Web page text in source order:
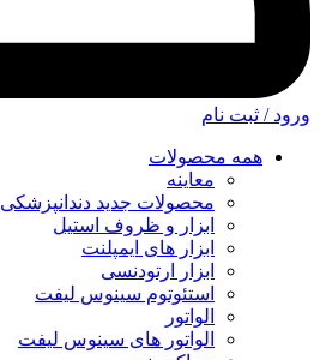
ورود / ثبت نام
همه محصولات
معاینه
محصولات جدید دندانپزشکی
ابزار و ظروف استیل
ابزار های ایمپلنت
ابزار ارتودنسی
استئوتوم سینوس لیفت
الواتور
الواتور های سینوس لیفت